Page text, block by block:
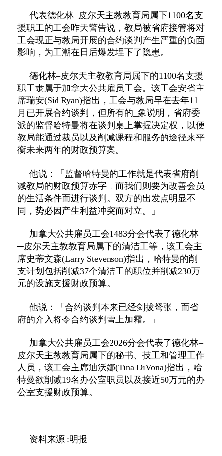
代表德化林–皮尔天主教教育局属下1100名支
援职工的工会昨天警告说，教局被省府接管将对
工会现正与教局开展的合约谈判产生严重的负面
影响，为工潮在日后爆发埋下了隐患。
德化林–皮尔天主教教育局属下的1100名支援
职工隶属于加拿大公共雇员工会。该工会安省主
席瑞安(Sid Ryan)指出，工会与教局早在去年11
月已开展合约谈判，但所有的 象说明，省府委
派的监督哈特曼将在谈判桌上掌握决定权，以便
教局能通过裁员以及削减课程和服务的途径来平
衡未来两年的财政预算案。
他说：「监督哈特曼的工作就是代表省府削
减教局的财政预算赤字，而我们则要为改善会员
的生活条件而进行谈判。双方的出发点明显不
同，势必因产生利益冲突而对立。」
加拿大公共雇员工会1483分会代表了德化林
─皮尔天主教教育局属下的清洁工等，该工会主
席史蒂文森(Larry Stevenson)指出，哈特曼的削
支计划包括削减37个清洁工的职位并削减230万
元的设施支援财政预算。
他说：「合约谈判本来已经剑拔弩张，而省
府的介入将令合约谈判雪上加霜。」
加拿大公共雇员工会2026分会代表了德化林–
皮尔天主教教育局属下的秘书、技工和管理工作
人员，该工会主席迪沃娜(Tina DiVona)指出，哈
特曼欲削减19名办公室职员以及接近50万元的办
公室支援财政预算。
资料来源 :明报